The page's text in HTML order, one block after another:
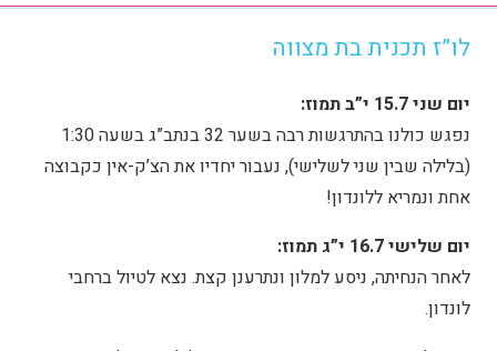
לו”ז תכנית בת מצווה
יום שני 15.7 י”ב תמוז:
נפגש כולנו בהתרגשות רבה בשער 32 בנתב”ג בשעה 1:30
(בלילה שבין שני לשלישי), נעבור יחדיו את הצ’ק-אין כקבוצה
אחת ונמריא ללונדון!
יום שלישי 16.7 י”ג תמוז:
לאחר הנחיתה, ניסע למלון ונתרענן קצת. נצא לטיול ברחבי
לונדון.